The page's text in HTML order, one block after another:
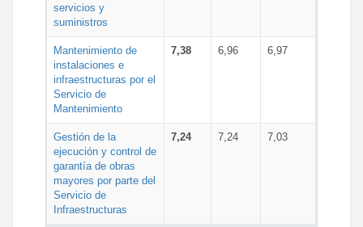
servicios y
suministros
Mantenimiento de
instalaciones e
infraestructuras por el
Servicio de
Mantenimiento
7,38 6,96 6,97
Gestión de la
ejecución y control de
garantía de obras
mayores por parte del
Servicio de
Infraestructuras
7,24 7,24 7,03